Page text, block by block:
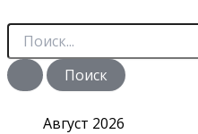
П
и
с
Август 2026